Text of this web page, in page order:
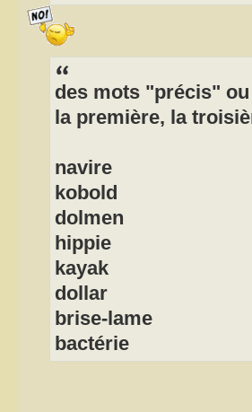
des mots "précis"
la première, la
navire
kobold
dolmen
hippie
kayak
dollar
brise-lame
bactérie